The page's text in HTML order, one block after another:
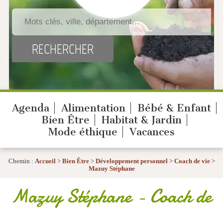
Agenda Alimentation
Bébé & Enfant
Bien Être
Habitat & Jardin
Mode éthique
Vacances
Chemin : Accueil> Bien Être> Développement personnel> Coach de vie>
Mazuy Stéphane
Mazuy Stéphane- Coach de